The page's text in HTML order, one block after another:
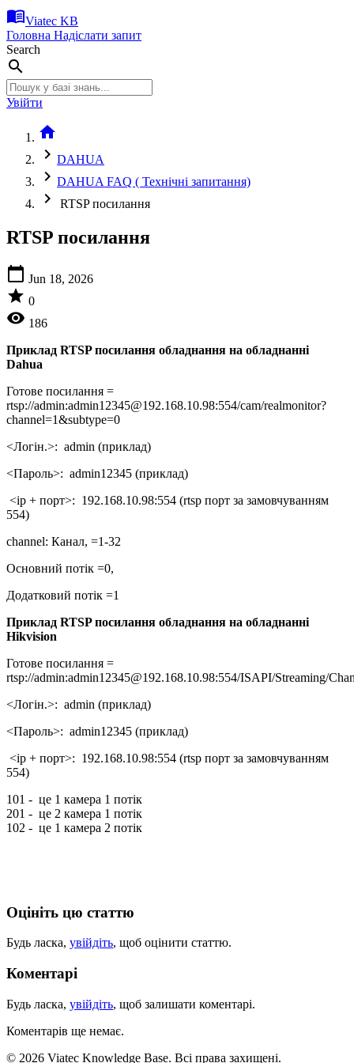
menu_bookViatec KB
Головна Надіслати запит
Search
search
Увійти
home
chevron_right DAHUA
chevron_right DAHUA FAQ ( Технічні запитання)
chevron_right RTSP посилання
RTSP посилання
calendar_today Jun 18, 2026
star 0
visibility 186
Приклад RTSP посилання обладнання на обладнанні
Dahua
Готове посилання =
rtsp://admin:admin12345@192.168.10.98:554/cam/realmonitor?
channel=1&subtype=0
<Логін.>: admin (приклад)
<Пароль>: admin12345 (приклад)
<ір + порт>: 192.168.10.98:554 (rtsp порт за замовчуванням
554)
channel: Канал, =1-32
Основний потік =0,
Додатковий потік =1
Приклад RTSP посилання обладнання на обладнанні
Hikvision
Готове посилання =
rtsp://admin:admin12345@192.168.10.98:554/ISAPI/Streaming/
<Логін.>: admin (приклад)
<Пароль>: admin12345 (приклад)
<ір + порт>: 192.168.10.98:554 (rtsp порт за замовчуванням
554)
101 - це 1 камера 1 потік
201 - це 2 камера 1 потік
102 - це 1 камера 2 потік
Оцініть цю статтю
Будь ласка, увійдіть, щоб оцінити статтю.
Коментарі
Будь ласка, увійдіть, щоб залишати коментарі.
Коментарів ще немає.
© 2026 Viatec Knowledge Base. Всі права захищені.